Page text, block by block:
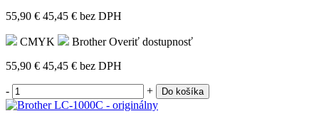
55,90 € 45,45 € bez DPH
CMYK Brother Overiť dostupnosť
55,90 € 45,45 € bez DPH
- + Do košíka